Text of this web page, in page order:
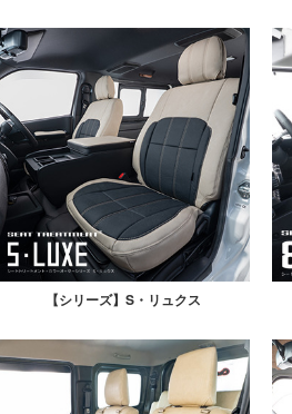
【シリーズ】S・リュクス